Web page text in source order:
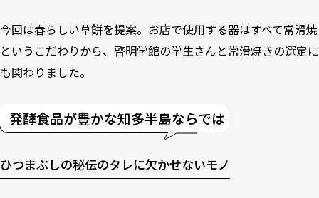
今回は春らしい草餅を提案。お店で使用する器はすべて常滑焼
というこだわりから、啓明学館の学生さんと常滑焼きの選定に
も関わりました。
発酵食品が豊かな知多半島ならでは
ひつまぶしの秘伝のタレに欠かせないモノ